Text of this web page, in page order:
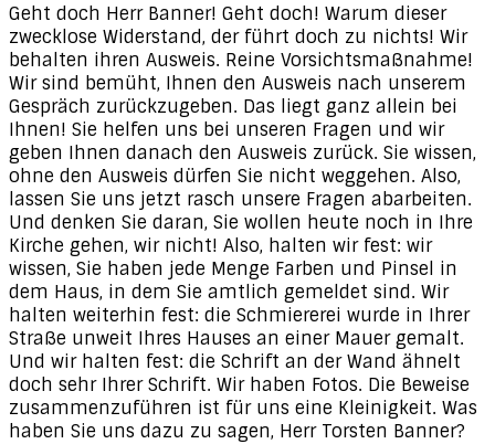
Geht doch Herr Banner! Geht doch! Warum dieser
zwecklose Widerstand, der führt doch zu nichts! Wir
behalten ihren Ausweis. Reine Vorsichtsmaßnahme!
Wir sind bemüht, Ihnen den Ausweis nach unserem
Gespräch zurückzugeben. Das liegt ganz allein bei
Ihnen! Sie helfen uns bei unseren Fragen und wir
geben Ihnen danach den Ausweis zurück. Sie wissen,
ohne den Ausweis dürfen Sie nicht weggehen. Also,
lassen Sie uns jetzt rasch unsere Fragen abarbeiten.
Und denken Sie daran, Sie wollen heute noch in Ihre
Kirche gehen, wir nicht! Also, halten wir fest: wir
wissen, Sie haben jede Menge Farben und Pinsel in
dem Haus, in dem Sie amtlich gemeldet sind. Wir
halten weiterhin fest: die Schmiererei wurde in Ihrer
Straße unweit Ihres Hauses an einer Mauer gemalt.
Und wir halten fest: die Schrift an der Wand ähnelt
doch sehr Ihrer Schrift. Wir haben Fotos. Die Beweise
zusammenzuführen ist für uns eine Kleinigkeit. Was
haben Sie uns dazu zu sagen, Herr Torsten Banner?